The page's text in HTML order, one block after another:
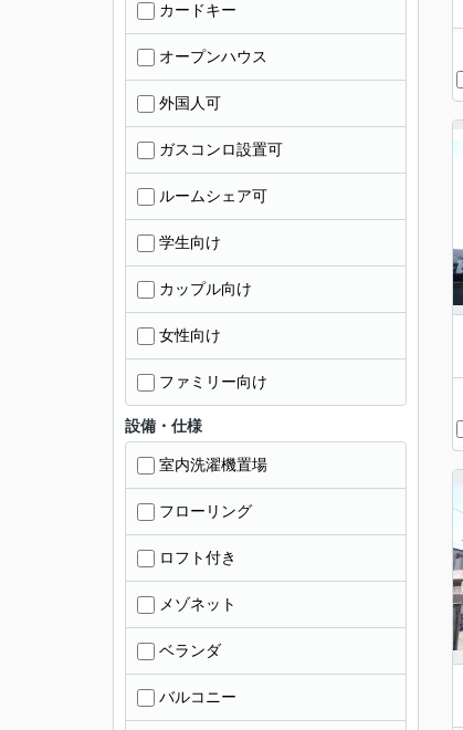
カードキー
オープンハウス
外国人可
ガスコンロ設置可
ルームシェア可
学生向け
カップル向け
女性向け
ファミリー向け
設備・仕様
室内洗濯機置場
フローリング
ロフト付き
メゾネット
ベランダ
バルコニー